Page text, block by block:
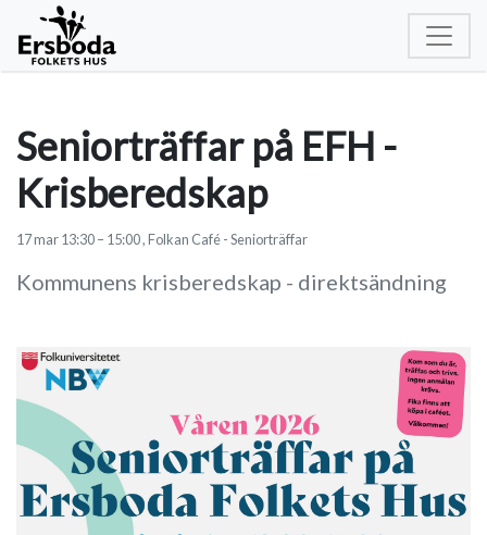
Seniorträffar på EFH -
Krisberedskap
17mar13:30– 15:00, Folkan Café - Seniorträffar
Kommunens krisberedskap - direktsändning